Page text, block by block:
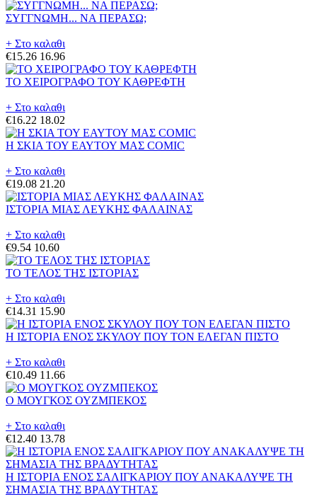
ΣΥΓΓΝΩΜΗ... ΝΑ ΠΕΡΑΣΩ;
+ Στο καλαθι
€15.26 16.96
ΤΟ ΧΕΙΡΟΓΡΑΦΟ ΤΟΥ ΚΑΘΡΕΦΤΗ
+ Στο καλαθι
€16.22 18.02
Η ΣΚΙΑ ΤΟΥ ΕΑΥΤΟΥ ΜΑΣ COMIC
+ Στο καλαθι
€19.08 21.20
ΙΣΤΟΡΙΑ ΜΙΑΣ ΛΕΥΚΗΣ ΦΑΛΑΙΝΑΣ
+ Στο καλαθι
€9.54 10.60
ΤΟ ΤΕΛΟΣ ΤΗΣ ΙΣΤΟΡΙΑΣ
+ Στο καλαθι
€14.31 15.90
Η ΙΣΤΟΡΙΑ ΕΝΟΣ ΣΚΥΛΟΥ ΠΟΥ ΤΟΝ ΕΛΕΓΑΝ ΠΙΣΤΟ
+ Στο καλαθι
€10.49 11.66
Ο ΜΟΥΓΚΟΣ ΟΥΖΜΠΕΚΟΣ
+ Στο καλαθι
€12.40 13.78
Η ΙΣΤΟΡΙΑ ΕΝΟΣ ΣΑΛΙΓΚΑΡΙΟΥ ΠΟΥ ΑΝΑΚΑΛΥΨΕ ΤΗ
ΣΗΜΑΣΙΑ ΤΗΣ ΒΡΑΔΥΤΗΤΑΣ